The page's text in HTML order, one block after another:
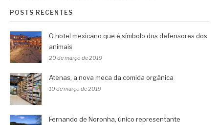
POSTS RECENTES
O hotel mexicano que é símbolo dos defensores dos
animais
20 de março de 2019
Atenas, a nova meca da comida orgânica
10 de março de 2019
Fernando de Noronha, único representante